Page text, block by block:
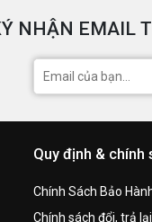
NHẬN EMAIL
Quy định & chính
Chính Sách Bảo
Chính sách đổi, trả